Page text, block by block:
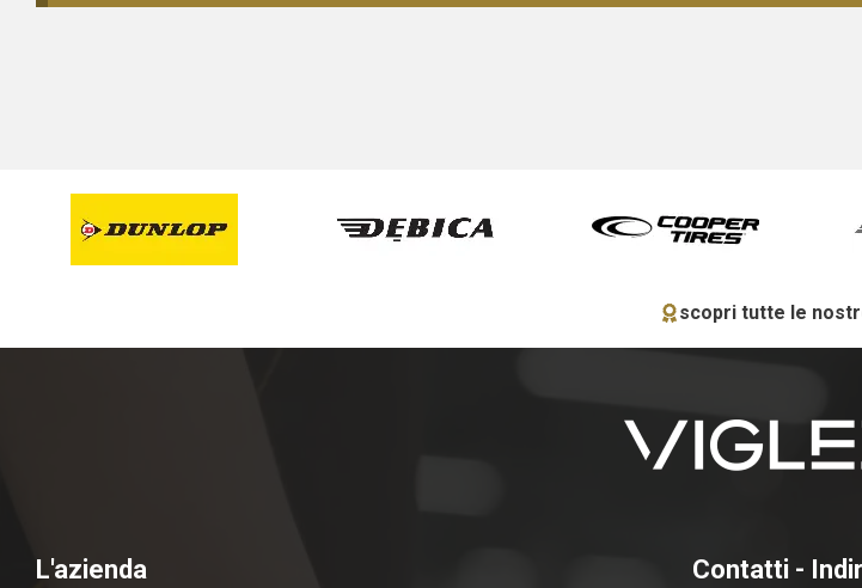
scopri tutte le
L'azienda Contatti -